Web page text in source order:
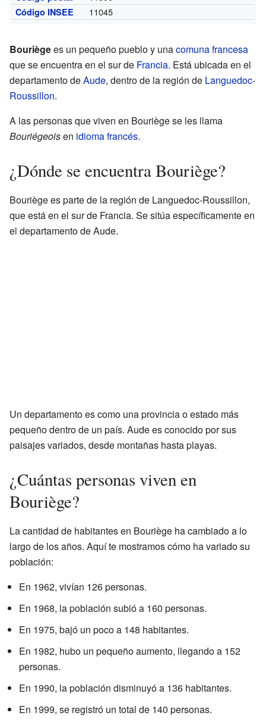
Código INSEE 11045
Bouriègees un pequeño pueblo y unacomuna francesa
que se encuentra en el sur de Francia. Está ubicada en el
departamento deAude, dentro de la región de Languedoc-
Roussillon.
A las personas que viven en Bouriège se les llama
Bouriégeoisen idioma francés.
¿Dónde se encuentra Bouriège?
Bouriège es parte de la región de Languedoc-Roussillon,
que está en el sur de Francia. Se sitúa específicamente en
el departamento de Aude.
Un departamento es como una provincia o estado más
pequeño dentro de un país. Aude es conocido por sus
paisajes variados, desde montañas hasta playas.
¿Cuántas personas viven en
Bouriège?
La cantidad de habitantes en Bouriège ha cambiado a lo
largo de los años. Aquí te mostramos cómo ha variado su
población:
En 1962, vivían 126 personas.
En 1968, la población subió a 160 personas.
En 1975, bajó un poco a 148 habitantes.
En 1982, hubo un pequeño aumento, llegando a 152
personas.
En 1990, la población disminuyó a 136 habitantes.
En 1999, se registró un total de 140 personas.